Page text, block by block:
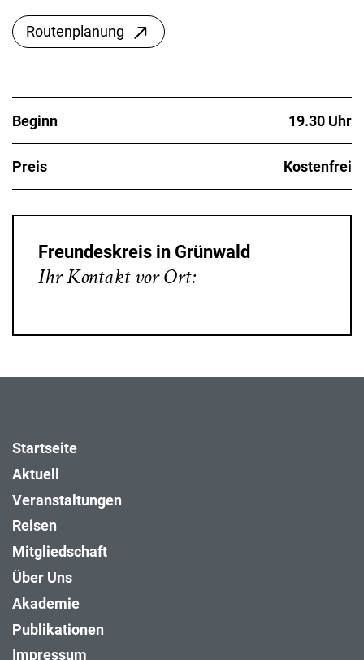
Routenplanung
Beginn 19.30 Uhr
Preis Kostenfrei
Freundeskreis in Grünwald
Ihr Kontakt vor Ort:
Startseite
Aktuell
Veranstaltungen
Reisen
Mitgliedschaft
Über Uns
Akademie
Publikationen
Impressum